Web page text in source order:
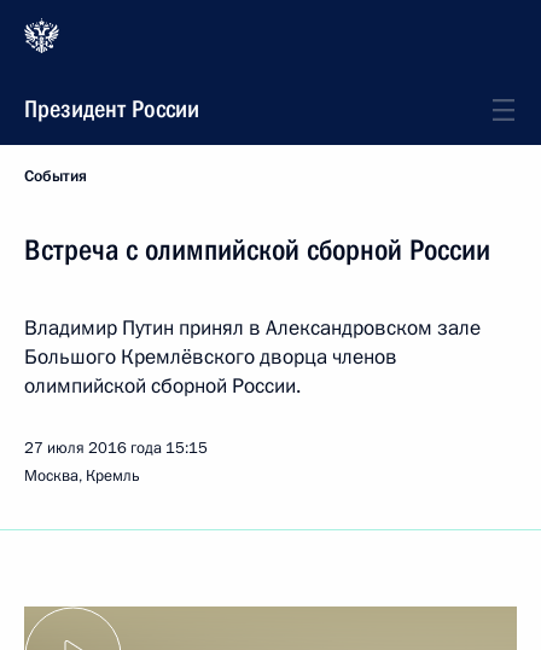
Президент России
События
Встреча с олимпийской сборной России
Владимир Путин принял в Александровском зале
Большого Кремлёвского дворца членов
олимпийской сборной России.
27 июля 2016 года 15:15
Москва, Кремль